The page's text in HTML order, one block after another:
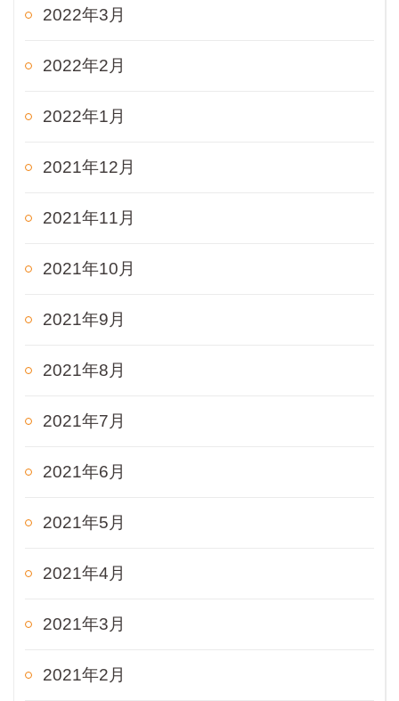
2022年3月
2022年2月
2022年1月
2021年12月
2021年11月
2021年10月
2021年9月
2021年8月
2021年7月
2021年6月
2021年5月
2021年4月
2021年3月
2021年2月